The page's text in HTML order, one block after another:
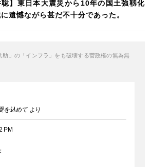
聡】東日本大震災から10年の国土強靱化
遺憾ながら甚だ不十分であった。
助」の「インフラ」をも破壊する菅政権の無為無
を込めて より
PM